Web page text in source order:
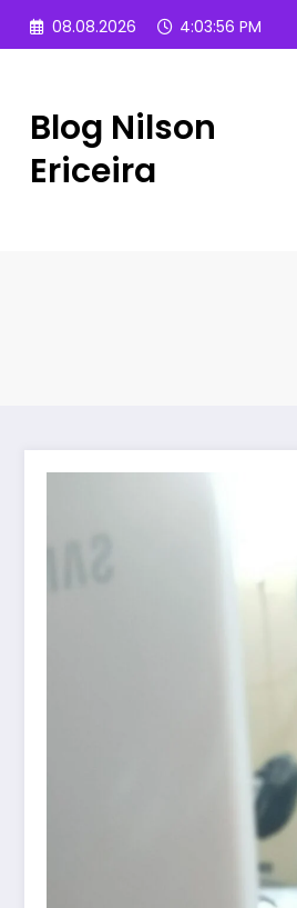
Pular
para
08.08.2026 4:03:57 PM
Blog Nilson
Ericeira